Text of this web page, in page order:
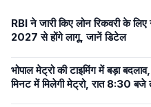
RBI ने जारी किए लोन रिकवरी के
2027 से होंगे लागू, जानें डिटेल
भोपाल मेट्रो की टाइमिंग में बड़ा
मिनट में मिलेगी मेट्रो, रात 8:30